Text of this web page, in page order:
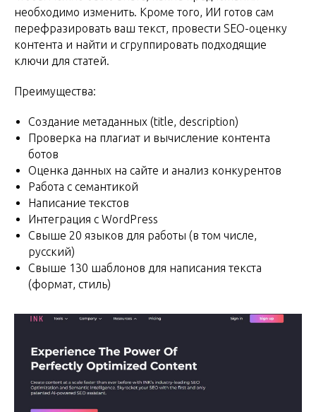
необходимо изменить. Кроме того, ИИ готов сам
перефразировать ваш текст, провести SEO-оценку
контента и найти и сгруппировать подходящие
ключи для статей.
Преимущества:
Создание метаданных (title, description)
Проверка на плагиат и вычисление контента
ботов
Оценка данных на сайте и анализ конкурентов
Работа с семантикой
Написание текстов
Интеграция с WordPress
Свыше 20 языков для работы (в том числе,
русский)
Свыше 130 шаблонов для написания текста
(формат, стиль)